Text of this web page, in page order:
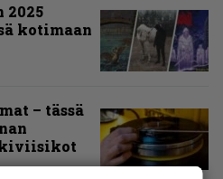
2025
kotimaan
– tässä